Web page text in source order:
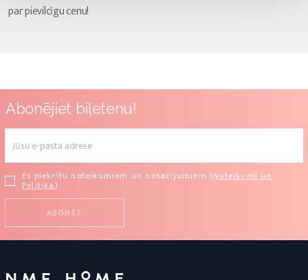
par pievilcīgu cenu!
Abonējiet biļetenu!
Es piekrītu noteikumiem un nosacījumiem (Noteikumi un
Politika)